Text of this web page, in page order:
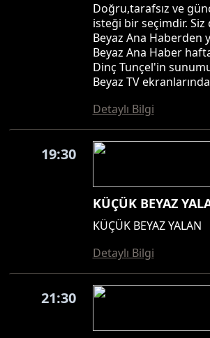
Doğru,tarafsız ve
isteği bir seçimdir. Siz
Beyaz Ana Haberden
Beyaz Ana Haber
Dinç Tunçel'in
Beyaz TV
Detaylı Bilgi
19:30
KÜÇÜK BEYAZ
KÜÇÜK BEYAZ YALAN
Detaylı Bilgi
21:30